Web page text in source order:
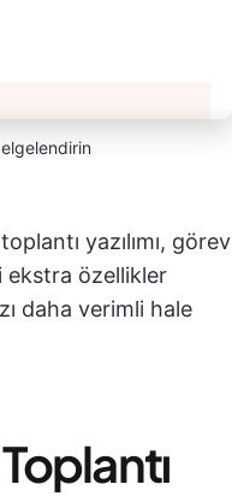
yazılımı, görev
ekstra özellikler
daha verimli hale